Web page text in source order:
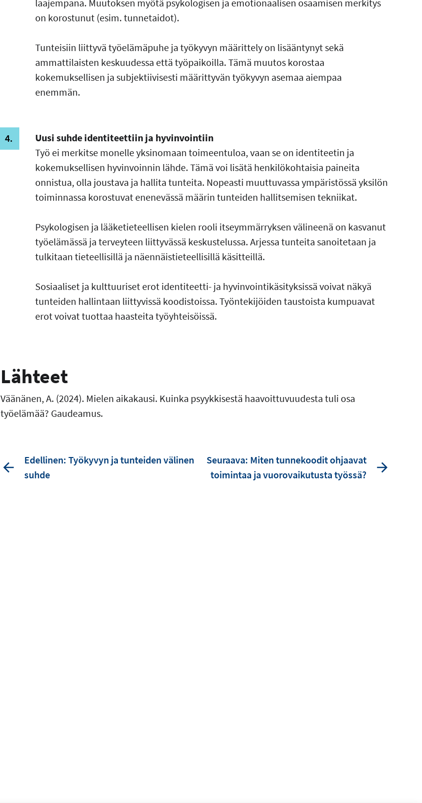
laajempana. Muutoksen myötä psykologisen ja emotionaalisen osaamisen merkitys
on korostunut (esim. tunnetaidot).
Tunteisiin liittyvä työelämäpuhe ja työkyvyn määrittely on lisääntynyt sekä
ammattilaisten keskuudessa että työpaikoilla. Tämä muutos korostaa
kokemuksellisen ja subjektiivisesti määrittyvän työkyvyn asemaa aiempaa
enemmän.
Uusi suhde identiteettiin ja hyvinvointiin
Työ ei merkitse monelle yksinomaan toimeentuloa, vaan se on identiteetin ja
kokemuksellisen hyvinvoinnin lähde. Tämä voi lisätä henkilökohtaisia paineita
onnistua, olla joustava ja hallita tunteita. Nopeasti muuttuvassa ympäristössä yksilön
toiminnassa korostuvat enenevässä määrin tunteiden hallitsemisen tekniikat.
Psykologisen ja lääketieteellisen kielen rooli itseymmärryksen välineenä on kasvanut
työelämässä ja terveyteen liittyvässä keskustelussa. Arjessa tunteita sanoitetaan ja
tulkitaan tieteellisillä ja näennäistieteellisillä käsitteillä.
Sosiaaliset ja kulttuuriset erot identiteetti- ja hyvinvointikäsityksissä voivat näkyä
tunteiden hallintaan liittyvissä koodistoissa. Työntekijöiden taustoista kumpuavat
erot voivat tuottaa haasteita työyhteisöissä.
Lähteet
Väänänen, A. (2024). Mielen aikakausi. Kuinka psyykkisestä haavoittuvuudesta tuli osa
työelämää? Gaudeamus.
Edellinen: Työkyvyn ja tunteiden välinen
suhde
Seuraava: Miten tunnekoodit ohjaavat
toimintaa ja vuorovaikutusta työssä?